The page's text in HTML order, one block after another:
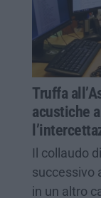
Truffa
acustiche
Il collaudo
successivo
in un altro